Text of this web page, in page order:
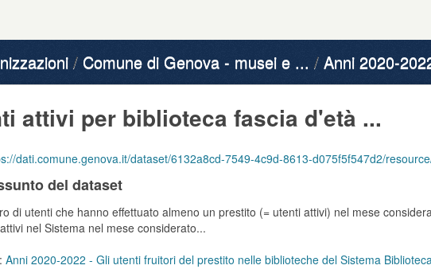
Comune di Genova - musei e ... Anni 2020-
attivi per biblioteca fascia d'età ...
dati.comune.genova.it/dataset/6132a8cd-7549-4c9d-8613-d075f5f547d2/resource/9e36d075-a243-4892-9aae-
del dataset
di utenti che hanno effettuato almeno un prestito (= utenti attivi) nel mese
nel Sistema nel mese considerato...
Anni 2020-2022 - Gli utenti fruitori del prestito nelle biblioteche del Sistema